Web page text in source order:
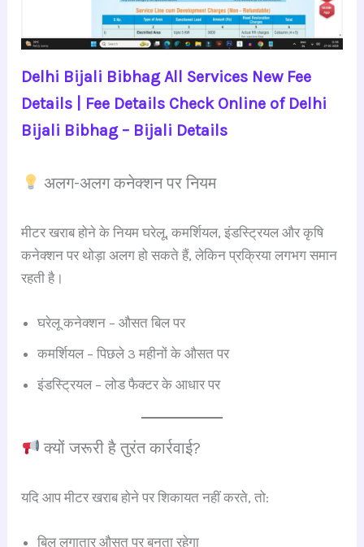
Delhi Bijali Bibhag All Services New Fee
Details | Fee Details Check Online of Delhi
Bijali Bibhag – Bijali Details
अलग-अलग कनेक्शन पर नियम
मीटर खराब होने के नियम घरेलू, कमर्शियल, इंडस्ट्रियल और कृषि
कनेक्शन पर थोड़ा अलग हो सकते हैं, लेकिन प्रक्रिया लगभग समान
रहती है।
घरेलू कनेक्शन – औसत बिल पर
कमर्शियल – पिछले 3 महीनों के औसत पर
इंडस्ट्रियल – लोड फैक्टर के आधार पर
क्यों जरूरी है तुरंत कार्रवाई?
यदि आप मीटर खराब होने पर शिकायत नहीं करते, तो:
बिल लगातार औसत पर बनता रहेगा